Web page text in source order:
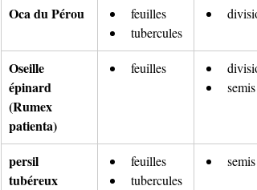
Oca du Pérou
feuilles
tubercules
Oseille
épinard
(Rumex
patienta)
feuilles
semis
persil
tubéreux
feuilles
tubercules
semis